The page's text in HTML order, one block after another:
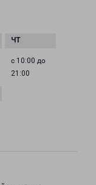
с 10:00 до
21:00